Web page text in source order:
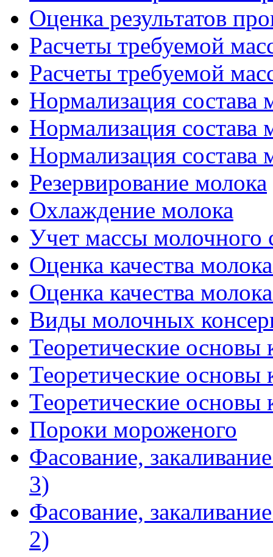
Оценка результатов
Расчеты требуемой
Расчеты требуемой
Нормализация состава
Нормализация состава
Нормализация состава
Резервирование молока
Охлаждение молока
Учет массы молочного
Оценка качества
Оценка качества
Виды молочных
Теоретические основы
Теоретические основы
Теоретические основы
Пороки мороженого
Фасование,
3)
Фасование,
2)